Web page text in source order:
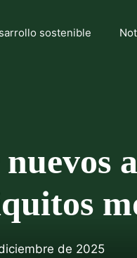
sostenible
de 2025